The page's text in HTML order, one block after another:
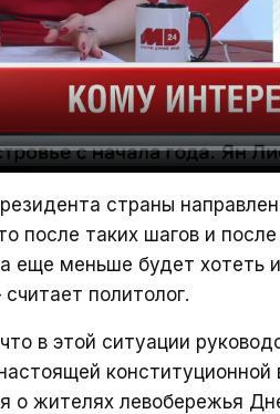
страны
после таких шагов и
еще меньше будет хотеть
политолог.
в этой ситуации
о жителях левобережья